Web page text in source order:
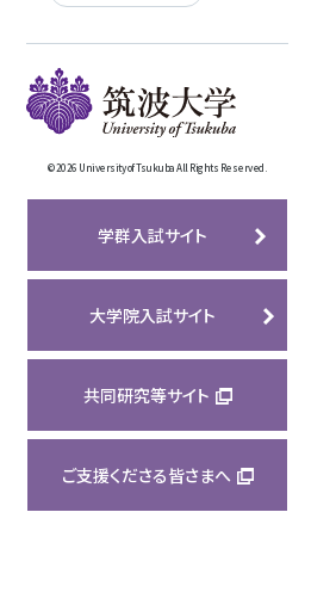
©2026 University of Tsukuba All Rights Reserved.
学群入試サイト
大学院入試サイト
共同研究等サイト
ご支援くださる皆さまへ